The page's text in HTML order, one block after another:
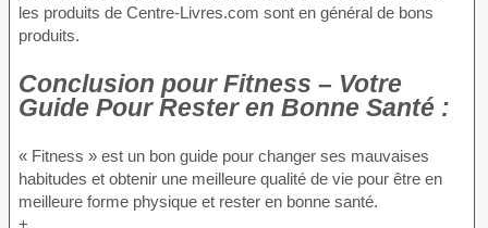
les produits de Centre-Livres.com sont en général de bons
produits.
Conclusion pour Fitness – Votre
Guide Pour Rester en Bonne Santé :
« Fitness » est un bon guide pour changer ses mauvaises
habitudes et obtenir une meilleure qualité de vie pour être en
meilleure forme physique et rester en bonne santé.